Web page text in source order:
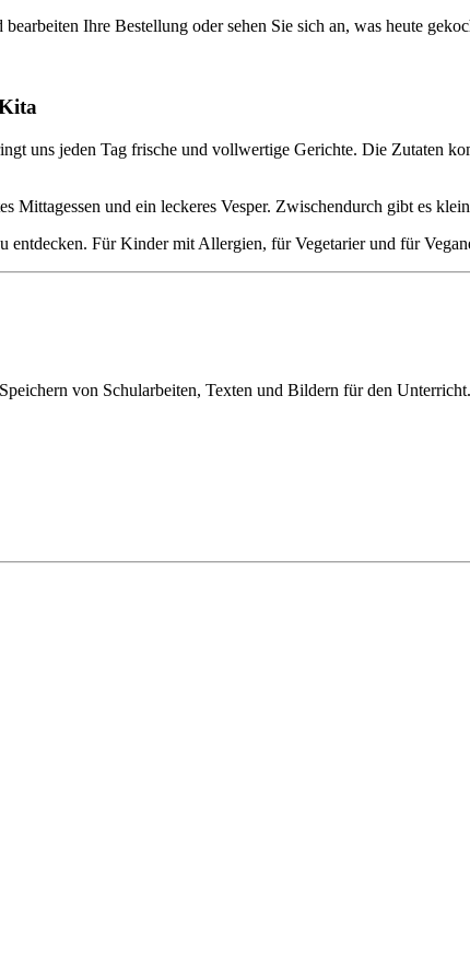
Ihre Bestellung oder sehen Sie sich an, was heute
uns jeden Tag frische und vollwertige Gerichte. Die Zutaten
und ein leckeres Vesper. Zwischendurch gibt es
Für Kinder mit Allergien, für Vegetarier und für
von Schularbeiten, Texten und Bildern für den Unterricht.